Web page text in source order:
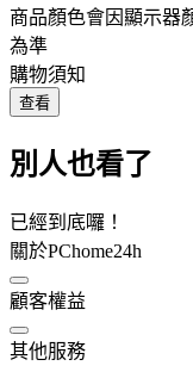
商品顏色會因顯示器
為準
購物須知
查看
別人也看了
已經到底囉！
關於PChome24h
顧客權益
其他服務